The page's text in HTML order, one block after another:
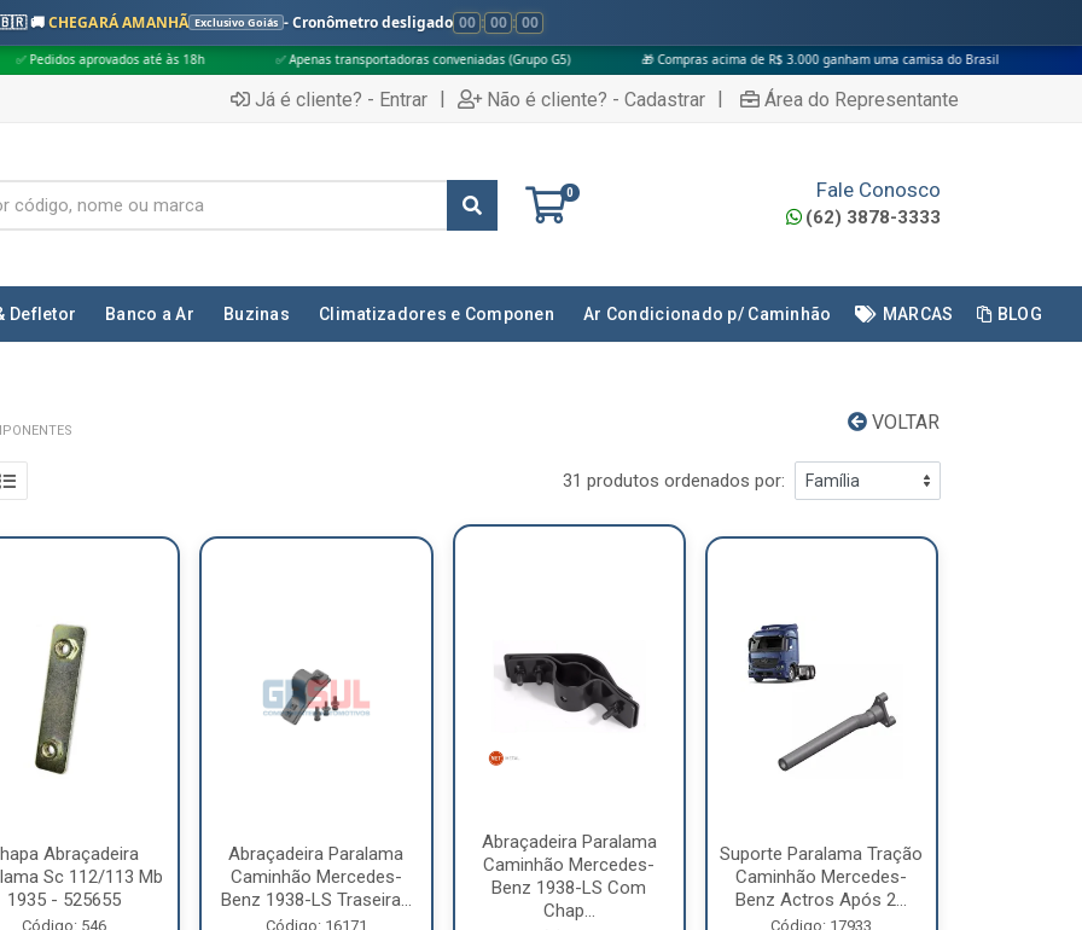
🚚CHEGARÁ AMANHÃ Exclusivo Goiás - Cronômetro desligado 00 : 00 : 00
até às 18h ✅ Apenas transportadoras conveniadas (Grupo G5) 🎁 Compras acima de R$ 3.000 ganham uma camisa do Brasil
Já é cliente? - Entrar | Não é cliente? - Cadastrar | Área do Representante
0 Fale Conosco
(62) 3878-3333
Defletor Banco a Ar Buzinas Climatizadores e Componen Ar Condicionado p/ Caminhão MARCAS BLOG
VOLTAR
31 produtos ordenados por:
Abraçadeira
Sc 112/113 Mb
1935 - 525655
Código: 546
Abraçadeira Paralama
Caminhão Mercedes-
Benz 1938-LS Traseira...
Código: 16171
Abraçadeira Paralama
Caminhão Mercedes-
Benz 1938-LS Com
Chap...
Suporte Paralama Tração
Caminhão Mercedes-
Benz Actros Após 2...
Código: 17933